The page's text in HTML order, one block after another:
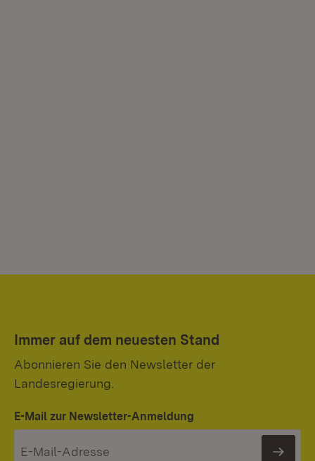
Immer auf dem neuesten Stand
Abonnieren Sie den Newsletter der
Landesregierung.
E-Mail zur Newsletter-Anmeldung